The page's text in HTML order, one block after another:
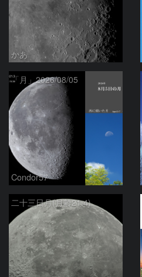
かあ
「月」2026/08/05
Condor57
二十三日月(月齢21.4)